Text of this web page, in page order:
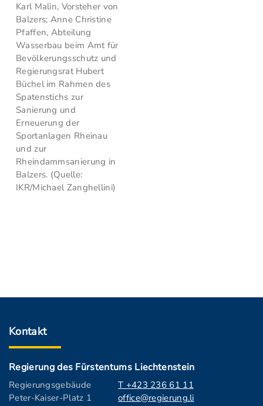
Karl Malin, Vorsteher von
Balzers; Anne Christine
Pfaffen, Abteilung
Wasserbau beim Amt für
Bevölkerungsschutz und
Regierungsrat Hubert
Büchel im Rahmen des
Spatenstichs zur
Sanierung und
Erneuerung der
Sportanlagen Rheinau
und zur
Rheindammsanierung in
Balzers. (Quelle:
IKR/Michael Zanghellini)
Kontakt
Regierung des Fürstentums Liechtenstein
Regierungsgebäude
Peter-Kaiser-Platz 1
T +423 236 61 11
office@regierung.li